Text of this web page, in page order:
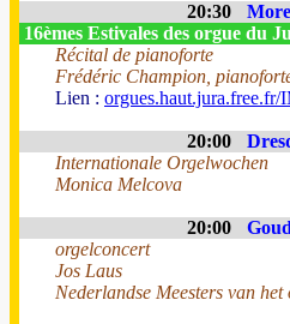
20:30
16èmes Estivales des orgue du
Récital de pianoforte
Frédéric Champion,
Lien : orgues.haut.jura.free.fr/
20:00
Internationale Orgelwochen
Monica Melcova
20:00
orgelconcert
Jos Laus
Nederlandse Meesters van het